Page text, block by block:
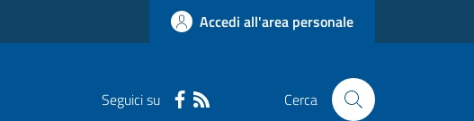
Accedi all'area personale
Seguici su Cerca